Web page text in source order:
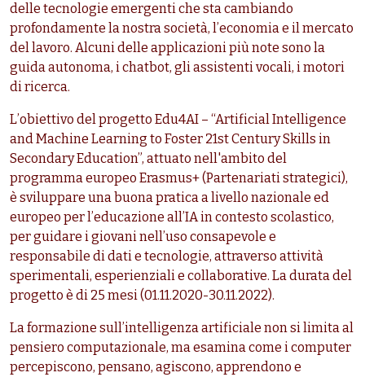
delle tecnologie emergenti che sta cambiando
profondamente la nostra società, l’economia e il mercato
del lavoro. Alcuni delle applicazioni più note sono la
guida autonoma, i chatbot, gli assistenti vocali, i motori
di ricerca.
L’obiettivo del progetto Edu4AI – “Artificial Intelligence
and Machine Learning to Foster 21st Century Skills in
Secondary Education”, attuato nell'ambito del
programma europeo Erasmus+ (Partenariati strategici),
è sviluppare una buona pratica a livello nazionale ed
europeo per l’educazione all’IA in contesto scolastico,
per guidare i giovani nell’uso consapevole e
responsabile di dati e tecnologie, attraverso attività
sperimentali, esperienziali e collaborative. La durata del
progetto è di 25 mesi (01.11.2020-30.11.2022).
La formazione sull’intelligenza artificiale non si limita al
pensiero computazionale, ma esamina come i computer
percepiscono, pensano, agiscono, apprendono e